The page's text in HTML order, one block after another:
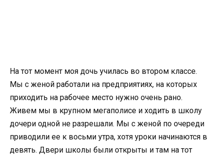
На тот момент моя дочь училась во втором классе.
Мы с женой работали на предприятиях, на которых
приходить на рабочее место нужно очень рано.
Живем мы в крупном мегаполисе и ходить в школу
дочери одной не разрешали. Мы с женой по очереди
приводили ее к восьми утра, хотя уроки начинаются в
девять. Двери школы были открыты и там на тот